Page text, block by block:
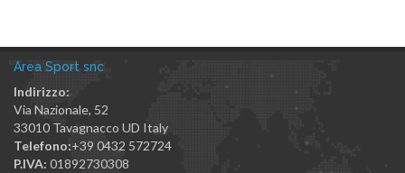
Area Sport snc
Indirizzo:
Via Nazionale, 52
33010 Tavagnacco UD Italy
Telefono:+39 0432 572724
P.IVA: 01892730308